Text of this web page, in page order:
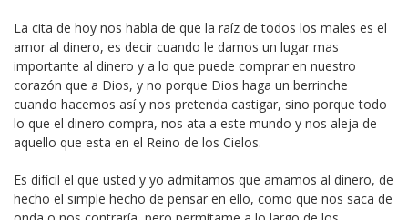
La cita de hoy nos habla de que la raíz de todos los males es el
amor al dinero, es decir cuando le damos un lugar mas
importante al dinero y a lo que puede comprar en nuestro
corazón que a Dios, y no porque Dios haga un berrinche
cuando hacemos así y nos pretenda castigar, sino porque todo
lo que el dinero compra, nos ata a este mundo y nos aleja de
aquello que esta en el Reino de los Cielos.
Es difícil el que usted y yo admitamos que amamos al dinero, de
hecho el simple hecho de pensar en ello, como que nos saca de